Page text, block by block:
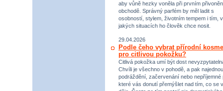
aby vůně hezky voněla při prvním
obchodě. Správný parfém by měl ladit s
osobností, stylem, životním tempem i tím, v
jakých situacích ho člověk chce nosit.
29.04.2026
Podle čeho vybrat přírodní
pro citlivou pokožku?
Citlivá pokožka umí být dost
Chvíli je všechno v pohodě, a pak
podráždění, začervenání nebo nepříjemné
které vás donutí přemýšlet nad tím, co se